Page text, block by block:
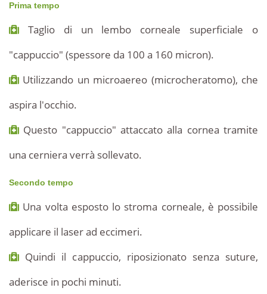
Prima tempo
Taglio di un lembo corneale superficiale o
"cappuccio" (spessore da 100 a 160 micron).
Utilizzando un microaereo (microcheratomo), che
aspira l'occhio.
Questo "cappuccio" attaccato alla cornea tramite
una cerniera verrà sollevato.
Secondo tempo
Una volta esposto lo stroma corneale, è possibile
applicare il laser ad eccimeri.
Quindi il cappuccio, riposizionato senza suture,
aderisce in pochi minuti.